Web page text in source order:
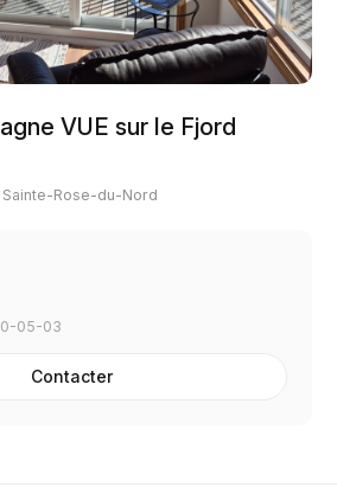
VUE sur le Fjord
Rose-du-Nord
05-03
Contacter